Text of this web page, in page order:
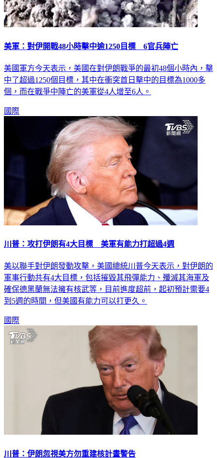
美軍：對伊開戰48小時擊中逾1250目標 6官兵陣亡
美國軍方今天表示，美國在對伊朗戰爭的最初48個小時內，擊
中了超過1250個目標，其中在衝突首日擊中的目標為1000多
個，而在戰爭中陣亡的美軍從4人增至6人。
國際
川普：攻打伊朗有4大目標 美軍有能力打超過4週
美以聯手對伊朗發動攻擊，美國總統川普今天表示，對伊朗的
軍事行動共有4大目標，包括摧毀其飛彈能力、殲滅其海軍及
確保德黑蘭無法擁有核武等，目前進度超前，起初預計需要4
到5週的時間，但美國有能力可以打更久。
國際
川普：伊朗忽視美方勿重建核計畫警告